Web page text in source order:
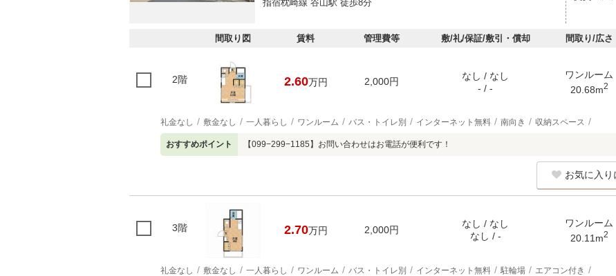
指宿枕崎線 谷山駅 徒歩8分
間取り図 賃料 管理費等 敷/礼/保証/敷引・償却 間取り/広さ
2階 2.60万円 2,000円
なし / なし
- / -
ワンルーム
20.68m2
礼金なし 敷金なし 一人暮らし ワンルーム バス・トイレ別 インターネット無料 南向き 収納スペース
おすすめポイント 【099−299−1185】お問い合わせはお電話が便利です！
お気に入り
3階 2.70万円 2,000円
なし / なし
なし / -
ワンルーム
20.11m2
礼金なし 敷金なし 一人暮らし ワンルーム バス・トイレ別 インターネット無料 駐輪場 エアコン付き